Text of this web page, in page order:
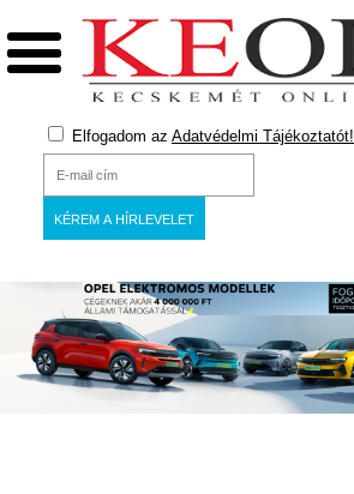
Elfogadom az Adatvédelmi Tájékoztatót!